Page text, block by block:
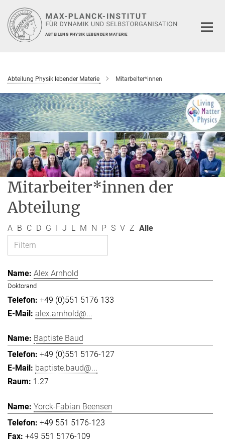
Hauptinhalt
ABTEILUNG PHYSIK LEBENDER MATERIE
Abteilung Physik lebender Materie Mitarbeiter*innen
Mitarbeiter*innen der
Abteilung
A B C D G I J L M N P S V Z Alle
Alex Arnhold
Doktorand
+49 (0)551 5176 133
alex.arnhold@...
Baptiste Baud
+49 (0)551 5176-127
baptiste.baud@...
1.27
Yorck-Fabian Beensen
+49 551 5176-123
+49 551 5176-109